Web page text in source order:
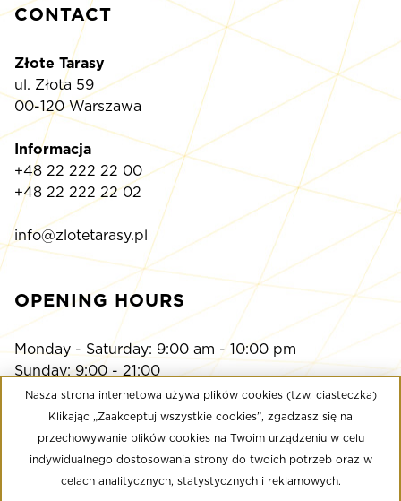
CONTACT
Złote Tarasy
ul. Złota 59
00-120 Warszawa
Informacja
+48 22 222 22 00
+48 22 222 22 02
info@zlotetarasy.pl
OPENING HOURS
Monday - Saturday: 9:00 am - 10:00 pm
Sunday: 9:00 - 21:00
Multikino
Monday - Sunday: 9:00 a.m. - until the last screening
Calypso Fitness Club
Nasza strona internetowa używa plików cookies (tzw. ciasteczka)
Klikając „Zaakceptuj wszystkie cookies”, zgadzasz się na
przechowywanie plików cookies na Twoim urządzeniu w celu
indywidualnego dostosowania strony do twoich potrzeb oraz w
celach analitycznych, statystycznych i reklamowych.